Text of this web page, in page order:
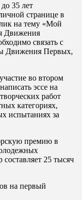
35 лет
странице в
на тему «Мой
Движения
связать с
Движения Первых,
во втором
эссе на
работ
категориях,
испытаниях за
премию в
25 тысяч
на первый